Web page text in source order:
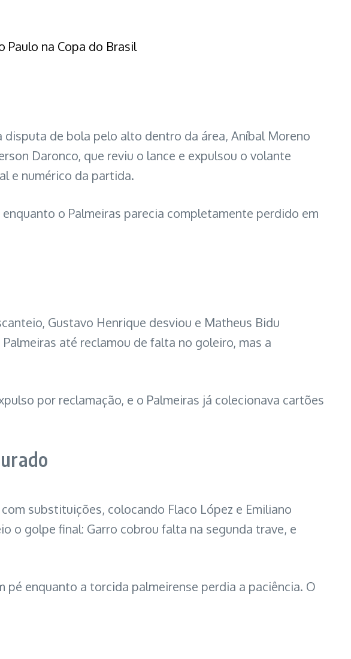
Paulo na Copa do Brasil
de bola pelo alto dentro da área, Aníbal Moreno
Daronco, que reviu o lance e expulsou o volante
e numérico da partida.
o Palmeiras parecia completamente perdido em
Gustavo Henrique desviou e Matheus Bidu
até reclamou de falta no goleiro, mas a
por reclamação, e o Palmeiras já colecionava cartões
substituições, colocando Flaco López e Emiliano
o golpe final: Garro cobrou falta na segunda trave, e
enquanto a torcida palmeirense perdia a paciência. O